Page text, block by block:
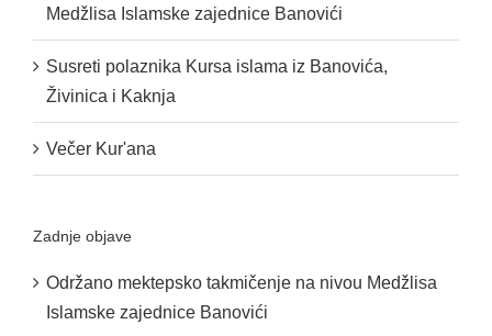
Medžlisa Islamske zajednice Banovići
Susreti polaznika Kursa islama iz Banovića,
Živinica i Kaknja
Večer Kur'ana
Zadnje objave
Održano mektepsko takmičenje na nivou Medžlisa
Islamske zajednice Banovići